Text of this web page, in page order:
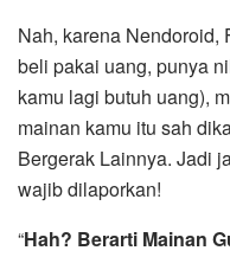
Nah, karena Nendoroid,
beli pakai uang, punya
kamu lagi butuh uang),
mainan kamu itu sah
Bergerak Lainnya. Jadi
wajib dilaporkan!
“Hah? Berarti Mainan